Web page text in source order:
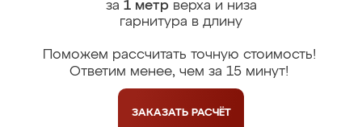
за 1 метрверха и низа
гарнитура в длину
Поможем рассчитать точную стоимость!
Ответим менее, чем за 15 минут!
ЗАКАЗАТЬ РАСЧЁТ